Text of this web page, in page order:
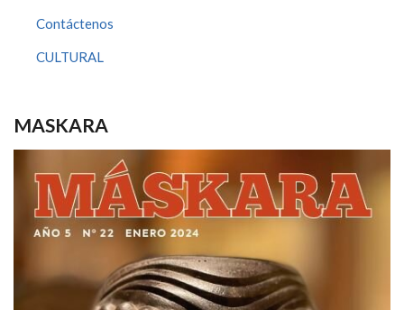
Contáctenos
CULTURAL
MASKARA